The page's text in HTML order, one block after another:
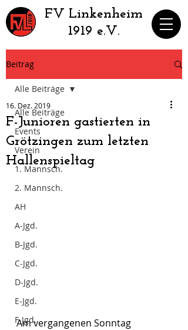
​FV Linkenheim
1919 e.V.
Beitrag
Alle Beiträge
Events
Verein
1. Mannsch.
2. Mannsch.
AH
A-Jgd.
B-Jgd.
C-Jgd.
D-Jgd.
E-Jgd.
F-Jgd.
Alle Beiträge
F-Junioren gastierten in
Grötzingen zum letzten
Hallenspieltag
16. Dez. 2019
Am vergangenen Sonntag